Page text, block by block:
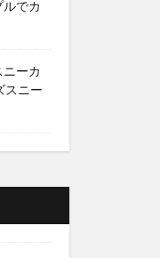
でカ
ーカ
スニー